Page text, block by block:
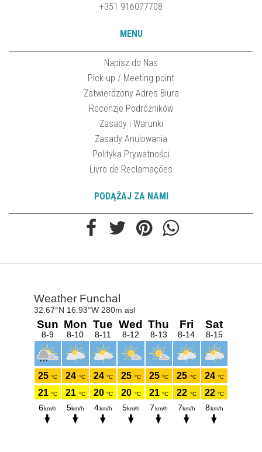
+351 916077708
MENU
Napisz do Nas
Pick-up / Meeting point
Zatwierdzony Adres Biura
Recenzje Podróżników
Zasady i Warunki
Zasady Anulowania
Polityka Prywatności
Livro de Reclamações
PODĄŻAJ ZA NAMI